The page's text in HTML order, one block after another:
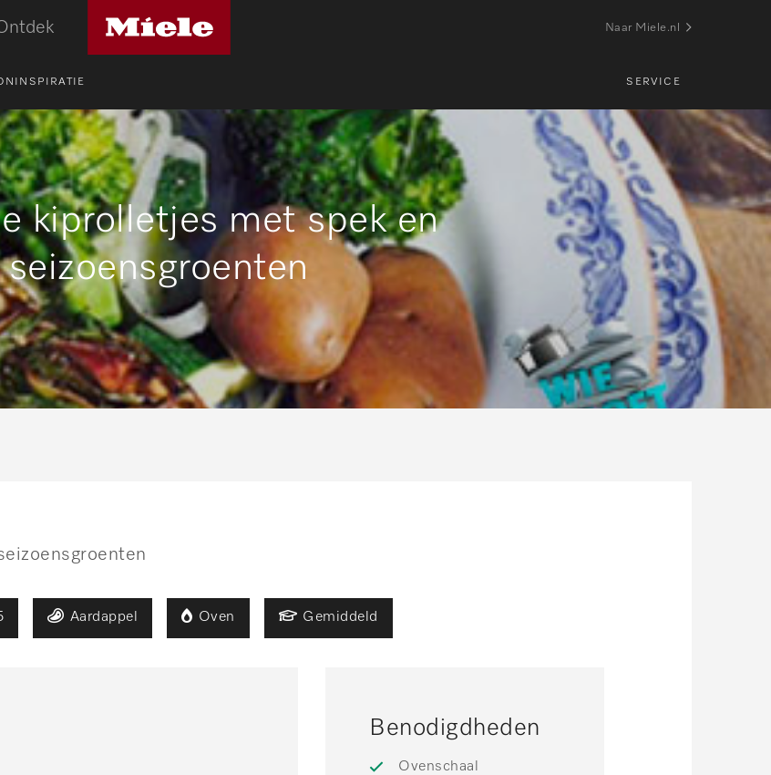
logo
Naar Miele.nl
SERVICE
kiprolletjes met spek en
seizoensgroenten
Aardappel Oven Gemiddeld
Benodigdheden
Ovenschaal